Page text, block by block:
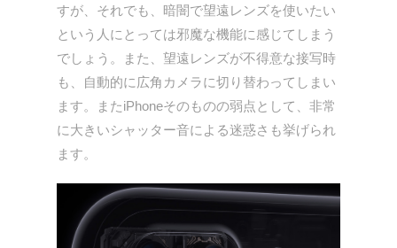
すが、それでも、暗闇で望遠レンズを使いたい
という人にとっては邪魔な機能に感じてしまう
でしょう。また、望遠レンズが不得意な接写時
も、自動的に広角カメラに切り替わってしまい
ます。またiPhoneそのものの弱点として、非常
に大きいシャッター音による迷惑さも挙げられ
ます。